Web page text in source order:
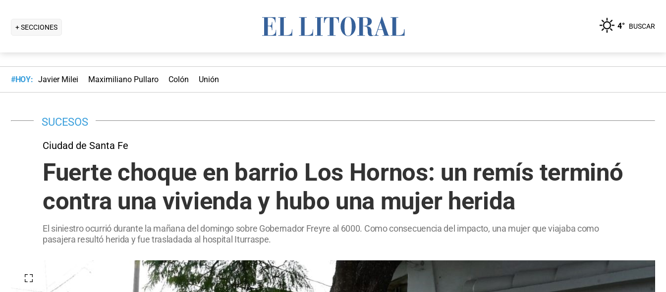
+ SECCIONES 4° BUSCAR
#HOY: Javier Milei Maximiliano Pullaro Colón Unión
SUCESOS
Ciudad de Santa Fe
Fuerte choque en barrio Los Hornos: un remís terminó
contra una vivienda y hubo una mujer herida
El siniestro ocurrió durante la mañana del domingo sobre Gobernador Freyre al 6000. Como consecuencia del impacto, una mujer que viajaba como
pasajera resultó herida y fue trasladada al hospital Iturraspe.